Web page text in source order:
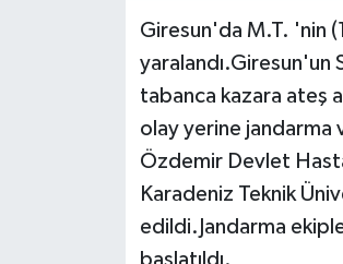
Giresun'da M.T. 'nin
yaralandı.Giresun'un
tabanca kazara ateş
olay yerine jandarma
Özdemir Devlet
Karadeniz Teknik
edildi.Jandarma
başlatıldı.